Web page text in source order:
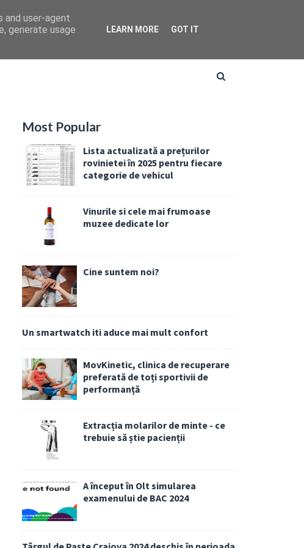
Most Popular
Lista actualizată a prețurilor
rovinietei în 2025 pentru fiecare
categorie de vehicul
Vinurile si cele mai frumoase
muzee dedicate lor
Cine suntem noi?
Un smartwatch iti aduce mai mult confort
MovKinetic, clinica de recuperare
preferată de toți sportivii de
performanță
Extracția molarilor de minte - ce
trebuie să știe pacienții
A început în Olt simularea
examenului de BAC 2024
and user-agent
generate usage
LEARN MORE GOT IT